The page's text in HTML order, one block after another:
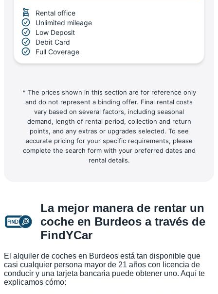
Rental office
Unlimited mileage
Low Deposit
Debit Card
Full Coverage
* The prices shown in this section are for reference only
and do not represent a binding offer. Final rental costs
vary based on several factors, including seasonal
demand, length of rental period, collection and return
points, and any extras or upgrades selected. To see
accurate pricing for your specific requirements, please
complete the search form with your preferred dates and
rental details.
La mejor manera de rentar un
coche en Burdeos a través de
FindYCar
El alquiler de coches en Burdeos está tan disponible que
casi cualquier persona mayor de 21 años con licencia de
conducir y una tarjeta bancaria puede obtener uno. Aquí te
explicamos cómo: